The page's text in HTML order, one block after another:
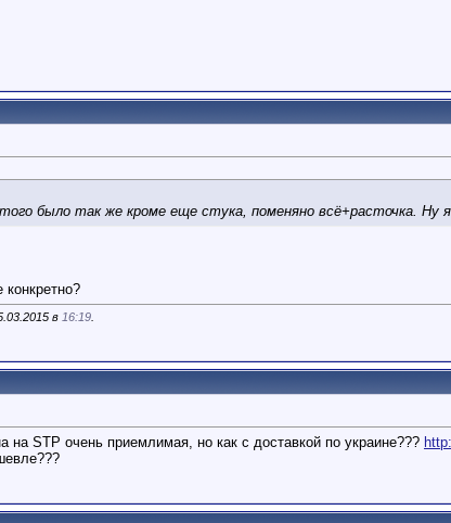
было так же кроме еще стука, поменяно всё+расточка. Ну
конкретно?
в 16:19
на STP очень приемлимая, но как с доставкой по украине???